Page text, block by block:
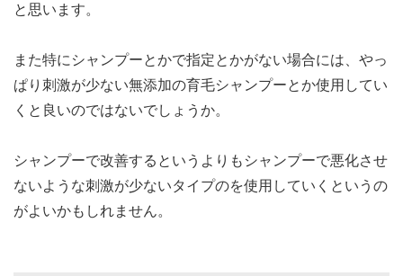
と思います。
また特にシャンプーとかで指定とかがない場合には、やっ
ぱり刺激が少ない無添加の育毛シャンプーとか使用してい
くと良いのではないでしょうか。
シャンプーで改善するというよりもシャンプーで悪化させ
ないような刺激が少ないタイプのを使用していくというの
がよいかもしれません。